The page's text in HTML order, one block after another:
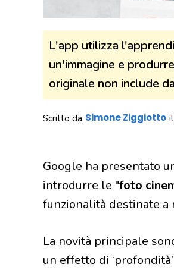
L'app utilizza
un'immagine e
originale non include
Scritto da Simone Ziggiotto il
Google ha presentato
introdurre le "foto
funzionalità destinate
La novità principale
un effetto di